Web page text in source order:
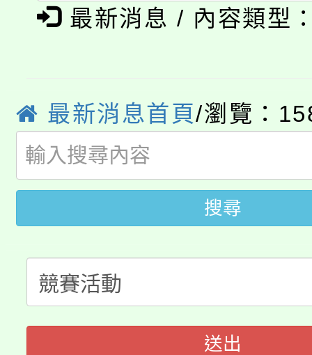
程
「本色祭」8/29、30在
局官網。
8月14至27日，桃園電
開!
115年桃園市運動會8/
田徑場及游泳池舉行。
桃園市低收入戶享有免
視費優惠，中低收入戶
半價優惠，詳情可洽有
者。
大園自造教育及科技中
份教師增能研習
大溪自造教育及科技中
份教師研習
淨零綠生活教案入校路
會
115年食農教育專業人
最新消息 / 內容類型
最新消息首頁/瀏覽：
搜尋
送出